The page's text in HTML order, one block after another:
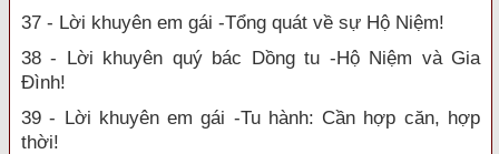
37 - Lời khuyên em gái -Tổng quát về sự Hộ Niệm!
38 - Lời khuyên quý bác Dồng tu -Hộ Niệm và Gia
Đình!
39 - Lời khuyên em gái -Tu hành: Cần hợp căn, hợp
thời!